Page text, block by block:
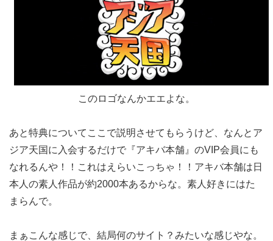
このロゴなんかエエよな。
あと特典についてここで説明させてもらうけど、なんとア
ジア天国に入会するだけで『アキバ本舗』のVIP会員にも
なれるんや！！これはえらいこっちゃ！！アキバ本舗は日
本人の素人作品が約2000本あるからな。素人好きにはた
まらんで。
まぁこんな感じで、結局何のサイト？みたいな感じやな。